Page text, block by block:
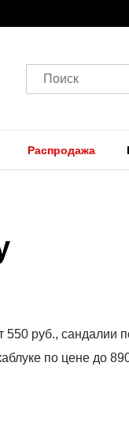
Поиск
Распродажа
руб., сандалии
по цене до